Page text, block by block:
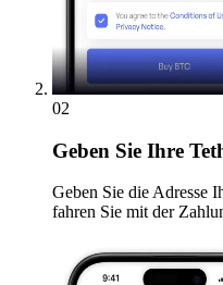
02
Geben Sie Ihre
Geben Sie die Adresse
fahren Sie mit der